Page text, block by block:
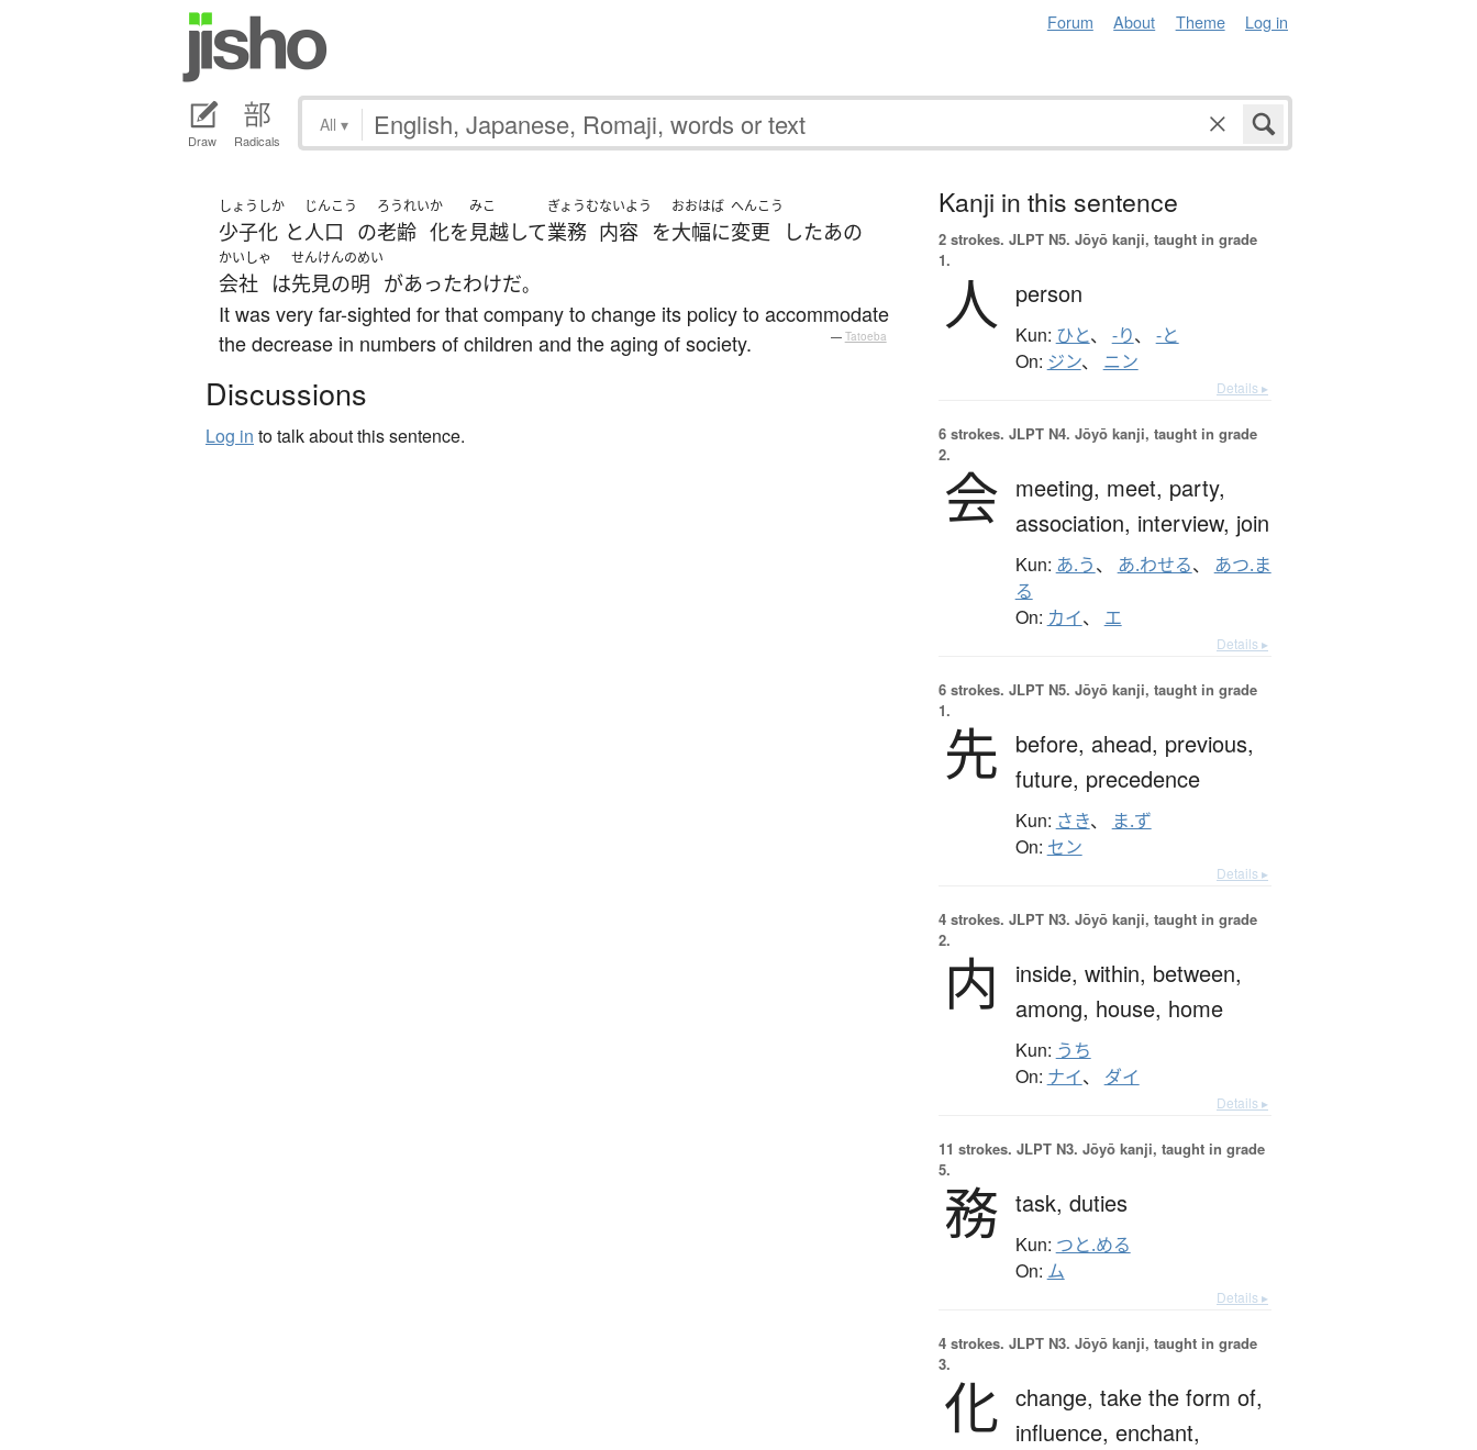
Forum About Theme Log in
Draw Radicals
All ▾
しょうしか
少子化 と
じんこう
人口 の
ろうれい
老齢
か
化を
みこ
見越して
ぎょうむ
業務
ないよう
内容 を
おおはば
大幅に
へんこう
変更 したあの
かいしゃ
会社 は
せんけんのめい
先見の明 があったわけだ。
It was very far-sighted for that company to change its policy to accommodate
the decrease in numbers of children and the aging of society.
— Tatoeba
Discussions
Log in to talk about this sentence.
Kanji in this sentence
2 strokes. JLPT N5. Jōyō kanji, taught in grade
1.
人 person
Kun: ひと、 -り、 -と
On: ジン、 ニン
Details ▸
6 strokes. JLPT N4. Jōyō kanji, taught in grade
2.
会 meeting, meet, party,
association, interview, join
Kun: あ.う、 あ.わせる、 あつ.ま
る
On: カイ、 エ
Details ▸
6 strokes. JLPT N5. Jōyō kanji, taught in grade
1.
先 before, ahead, previous,
future, precedence
Kun: さき、 ま.ず
On: セン
Details ▸
4 strokes. JLPT N3. Jōyō kanji, taught in grade
2.
内 inside, within, between,
among, house, home
Kun: うち
On: ナイ、 ダイ
Details ▸
11 strokes. JLPT N3. Jōyō kanji, taught in grade
5.
務 task, duties
Kun: つと.める
On: ム
Details ▸
4 strokes. JLPT N3. Jōyō kanji, taught in grade
3.
化 change, take the form of,
influence, enchant,